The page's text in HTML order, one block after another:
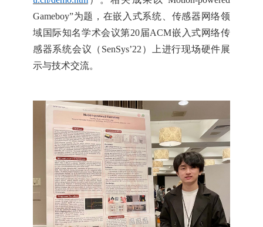
Gameboy”为题，在嵌入式系统、传感器网络领
域国际知名学术会议第20届ACM嵌入式网络传
感器系统会议（ SenSys’22）上进行现场硬件展
示与技术交流。